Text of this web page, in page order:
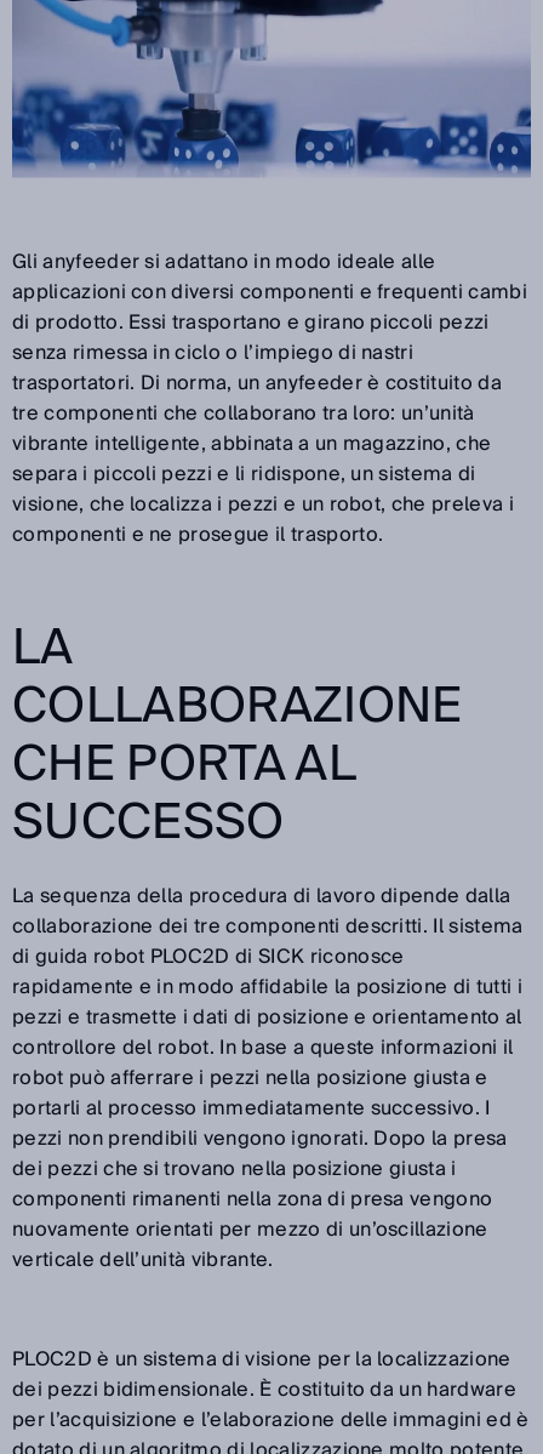
Gli anyfeeder si adattano in modo ideale alle
applicazioni con diversi componenti e frequenti cambi
di prodotto. Essi trasportano e girano piccoli pezzi
senza rimessa in ciclo o l’impiego di nastri
trasportatori. Di norma, un anyfeeder è costituito da
tre componenti che collaborano tra loro: un’unità
vibrante intelligente, abbinata a un magazzino, che
separa i piccoli pezzi e li ridispone, un sistema di
visione, che localizza i pezzi e un robot, che preleva i
componenti e ne prosegue il trasporto.
LA
COLLABORAZIONE
CHE PORTA AL
SUCCESSO
La sequenza della procedura di lavoro dipende dalla
collaborazione dei tre componenti descritti. Il sistema
di guida robot PLOC2D di SICK riconosce
rapidamente e in modo affidabile la posizione di tutti i
pezzi e trasmette i dati di posizione e orientamento al
controllore del robot. In base a queste informazioni il
robot può afferrare i pezzi nella posizione giusta e
portarli al processo immediatamente successivo. I
pezzi non prendibili vengono ignorati. Dopo la presa
dei pezzi che si trovano nella posizione giusta i
componenti rimanenti nella zona di presa vengono
nuovamente orientati per mezzo di un’oscillazione
verticale dell’unità vibrante.
PLOC2D è un sistema di visione per la localizzazione
dei pezzi bidimensionale. È costituito da un hardware
per l’acquisizione e l’elaborazione delle immagini ed è